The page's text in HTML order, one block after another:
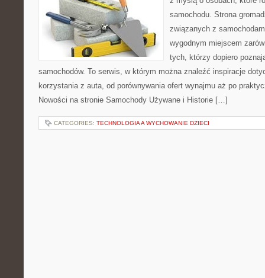
samochodu. Strona
związanych z
wygodnym miejscem
tych, którzy dopiero
samochodów. To serwis, w którym można znaleźć inspiracje
korzystania z auta, od porównywania ofert wynajmu aż po
Nowości na stronie Samochody Używane i Historie […]
CATEGORIES: TECHNOLOGIA A WYCHOWANIE DZIECI